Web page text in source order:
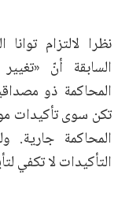
نظرا لالتزام
السابقة أنّ
المحاكمة ذو
تكن سوى تأكيدات
المحاكمة
التأكيدات لا تكفي